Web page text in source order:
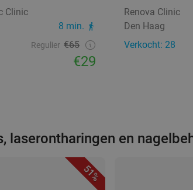
Clinic
8 min.
Regulier €65
€29
Renova Clinic
Den Haag
Verkocht: 28
laserontharingen en
51%